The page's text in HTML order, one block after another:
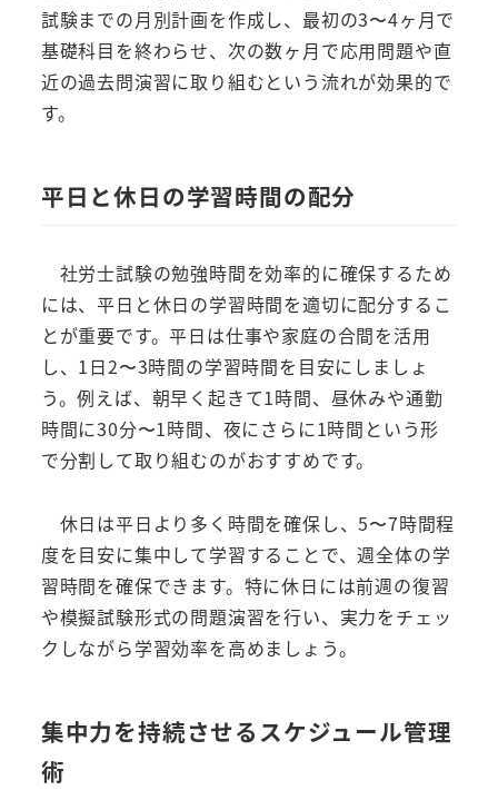
試験までの月別計画を作成し、最初の3〜4ヶ月で
基礎科目を終わらせ、次の数ヶ月で応用問題や直
近の過去問演習に取り組むという流れが効果的で
す。
平日と休日の学習時間の配分
社労士試験の勉強時間を効率的に確保するため
には、平日と休日の学習時間を適切に配分するこ
とが重要です。平日は仕事や家庭の合間を活用
し、1日2〜3時間の学習時間を目安にしましょ
う。例えば、朝早く起きて1時間、昼休みや通勤
時間に30分〜1時間、夜にさらに1時間という形
で分割して取り組むのがおすすめです。
休日は平日より多く時間を確保し、5〜7時間程
度を目安に集中して学習することで、週全体の学
習時間を確保できます。特に休日には前週の復習
や模擬試験形式の問題演習を行い、実力をチェッ
クしながら学習効率を高めましょう。
集中力を持続させるスケジュール管理
術